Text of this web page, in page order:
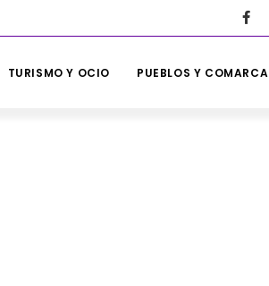
TURISMO Y OCIO PUEBLOS Y COMARCA